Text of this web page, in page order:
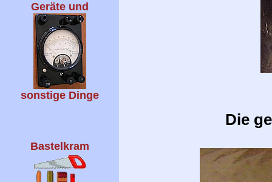
Geräte und
sonstige Dinge
Bastelkram
Die